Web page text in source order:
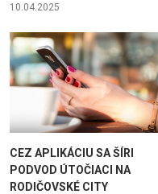
10.04.2025
CEZ APLIKÁCIU SA ŠÍRI
PODVOD ÚTOČIACI NA
RODIČOVSKÉ CITY